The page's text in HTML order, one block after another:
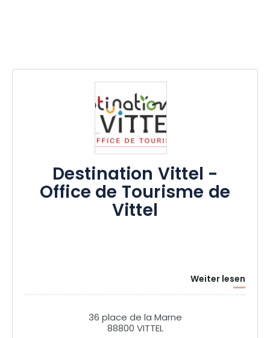
Destination Vittel -
Office de Tourisme de
Vittel
Weiter lesen
36 place de la Marne
88800 VITTEL